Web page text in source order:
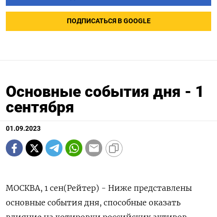
ПОДПИСАТЬСЯ В GOOGLE
Основные события дня - 1
сентября
01.09.2023
МОСКВА, 1 сен(Рейтер) - Ниже представлены
основные события дня, способные оказать